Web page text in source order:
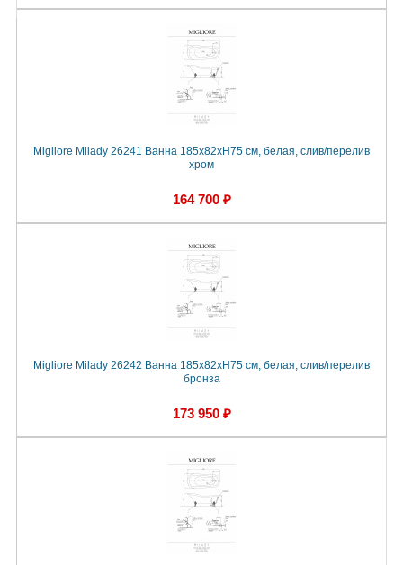
Migliore Milady 26241 Ванна 185x82xH75 см, белая, слив/перелив
хром
164 700 ₽
Migliore Milady 26242 Ванна 185x82хH75 см, белая, слив/перелив
бронза
173 950 ₽